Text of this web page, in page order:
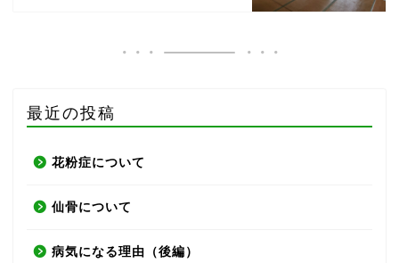
最近の投稿
花粉症について
仙骨について
病気になる理由（後編）